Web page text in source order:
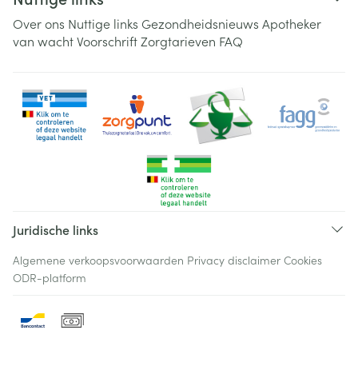
Over ons Nuttige links Gezondheidsnieuws Apotheker
van wachtVoorschriftZorgtarieven FAQ
Juridische links
Algemene verkoopsvoorwaarden Privacy disclaimer Cookies
ODR-platform